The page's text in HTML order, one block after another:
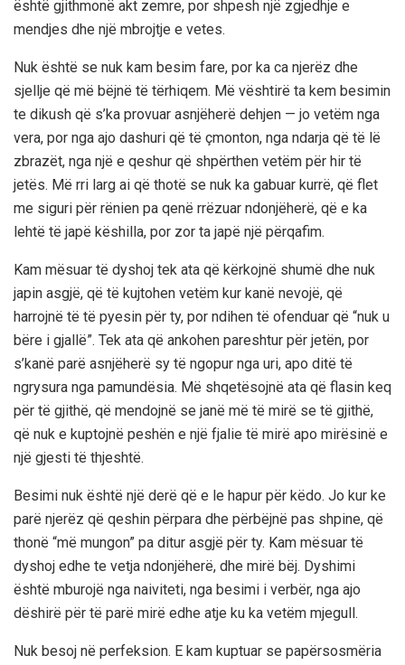
është gjithmonë akt zemre, por shpesh një zgjedhje e
mendjes dhe një mbrojtje e vetes.
Nuk është se nuk kam besim fare, por ka ca njerëz dhe
sjellje që më bëjnë të tërhiqem. Më vështirë ta kem besimin
te dikush që s’ka provuar asnjëherë dehjen — jo vetëm nga
vera, por nga ajo dashuri që të çmonton, nga ndarja që të lë
zbrazët, nga një e qeshur që shpërthen vetëm për hir të
jetës. Më rri larg ai që thotë se nuk ka gabuar kurrë, që flet
me siguri për rënien pa qenë rrëzuar ndonjëherë, që e ka
lehtë të japë këshilla, por zor ta japë një përqafim.
Kam mësuar të dyshoj tek ata që kërkojnë shumë dhe nuk
japin asgjë, që të kujtohen vetëm kur kanë nevojë, që
harrojnë të të pyesin për ty, por ndihen të ofenduar që “nuk u
bëre i gjallë”. Tek ata që ankohen pareshtur për jetën, por
s’kanë parë asnjëherë sy të ngopur nga uri, apo ditë të
ngrysura nga pamundësia. Më shqetësojnë ata që flasin keq
për të gjithë, që mendojnë se janë më të mirë se të gjithë,
që nuk e kuptojnë peshën e një fjalie të mirë apo mirësinë e
një gjesti të thjeshtë.
Besimi nuk është një derë që e le hapur për këdo. Jo kur ke
parë njerëz që qeshin përpara dhe përbëjnë pas shpine, që
thonë “më mungon” pa ditur asgjë për ty. Kam mësuar të
dyshoj edhe te vetja ndonjëherë, dhe mirë bëj. Dyshimi
është mburojë nga naiviteti, nga besimi i verbër, nga ajo
dëshirë për të parë mirë edhe atje ku ka vetëm mjegull.
Nuk besoj në perfeksion. E kam kuptuar se papërsosmëria